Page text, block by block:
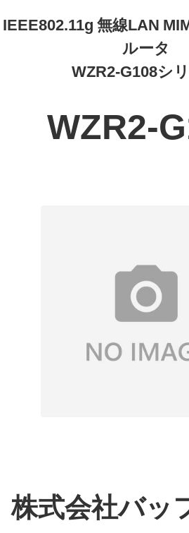
IEEE802.11g 無線LAN
ルータ
WZR2-G108シ
WZR2-
株式会社バッ